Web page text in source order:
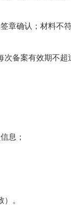
章确认；材料不
备案有效期不超
息；
。